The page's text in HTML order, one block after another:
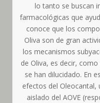
lo tanto se buscan
farmacológicas que
conoce que los
Oliva son de gran
los mecanismos
de Oliva, es decir,
se han dilucidado. En
efectos del
aislado del AOVE